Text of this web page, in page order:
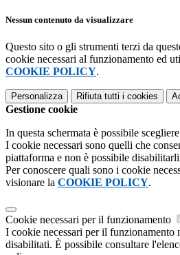
Nessun contenuto da visualizzare
Questo sito o gli strumenti terzi da
cookie necessari al funzionamento ed
COOKIE POLICY.
Personalizza Rifiuta tutti i cookies
Gestione cookie
In questa schermata è possibile
I cookie necessari sono quelli che
piattaforma e non è possibile
Per conoscere quali sono i cookie
visionare la COOKIE POLICY.
Cookie necessari per il funzionamento
I cookie necessari per il funzionamento
disabilitati. È possibile consultare